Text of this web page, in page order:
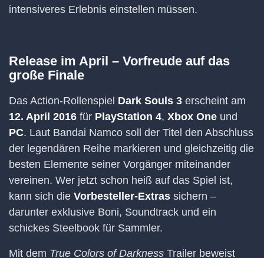
intensiveres Erlebnis einstellen müssen.
Release im April – Vorfreude auf das
große Finale
Das Action-Rollenspiel Dark Souls 3 erscheint am
12. April 2016 für PlayStation 4, Xbox One und
PC. Laut Bandai Namco soll der Titel den Abschluss
der legendären Reihe markieren und gleichzeitig die
besten Elemente seiner Vorgänger miteinander
vereinen. Wer jetzt schon heiß auf das Spiel ist,
kann sich die Vorbesteller-Extras sichern –
darunter exklusive Boni, Soundtrack und ein
schickes Steelbook für Sammler.
Mit dem True Colors of Darkness Trailer beweist